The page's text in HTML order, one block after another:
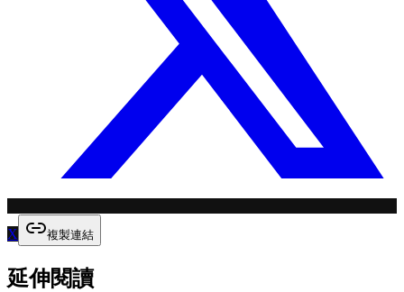
X 複製連結
延伸閱讀